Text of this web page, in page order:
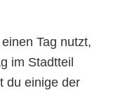
Tag nutzt,
im Stadtteil
du einige der